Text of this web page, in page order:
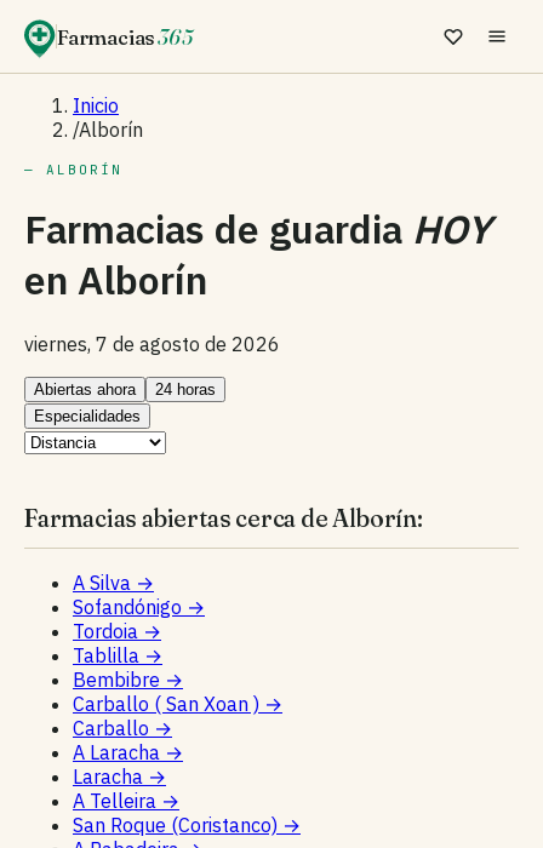
Farmacias365
Inicio
/Alborín
— ALBORÍN
Farmacias de guardia HOY
en Alborín
viernes, 7 de agosto de 2026
Abiertas ahora
24 horas
Especialidades
Farmacias abiertas cerca de Alborín:
A Silva →
Sofandónigo →
Tordoia →
Tablilla →
Bembibre →
Carballo ( San Xoan ) →
Carballo →
A Laracha →
Laracha →
A Telleira →
San Roque (Coristanco) →